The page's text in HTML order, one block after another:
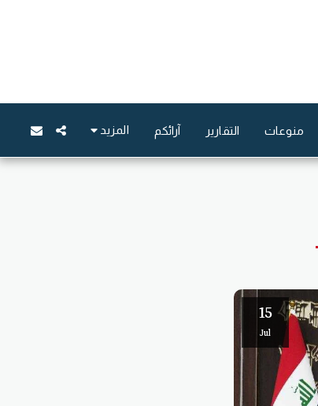
منوعات التقارير آرائكم المزيد
15
Jul